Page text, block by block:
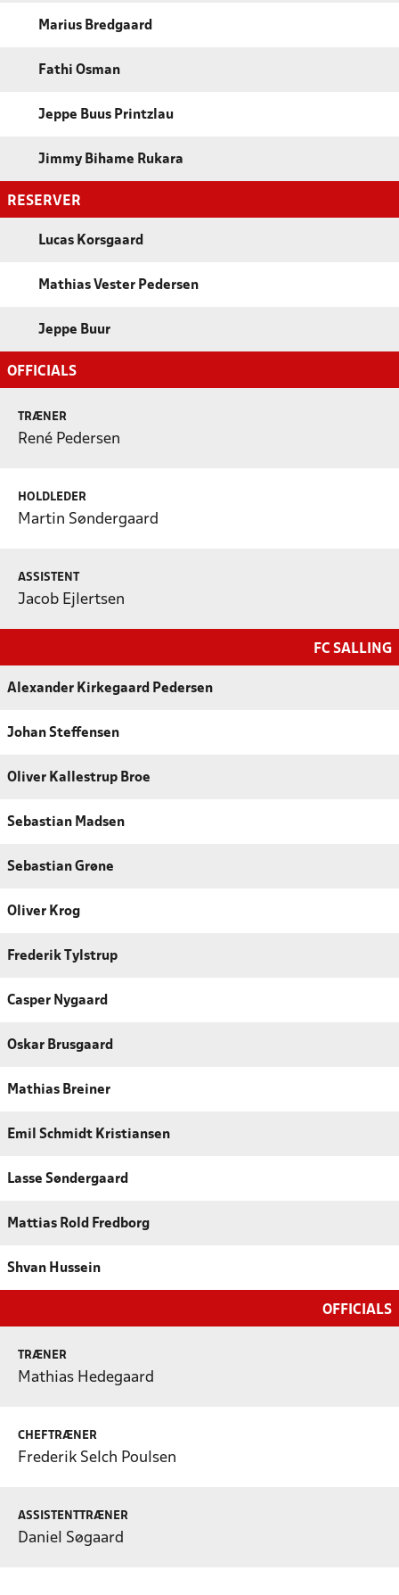
Marius Bredgaard
Fathi Osman
Jeppe Buus Printzlau
Jimmy Bihame Rukara
RESERVER
Lucas Korsgaard
Mathias Vester Pedersen
Jeppe Buur
OFFICIALS
TRÆNER
René Pedersen
HOLDLEDER
Martin Søndergaard
ASSISTENT
Jacob Ejlertsen
FC SALLING
Alexander Kirkegaard Pedersen
Johan Steffensen
Oliver Kallestrup Broe
Sebastian Madsen
Sebastian Grøne
Oliver Krog
Frederik Tylstrup
Casper Nygaard
Oskar Brusgaard
Mathias Breiner
Emil Schmidt Kristiansen
Lasse Søndergaard
Mattias Rold Fredborg
Shvan Hussein
OFFICIALS
TRÆNER
Mathias Hedegaard
CHEFTRÆNER
Frederik Selch Poulsen
ASSISTENTTRÆNER
Daniel Søgaard